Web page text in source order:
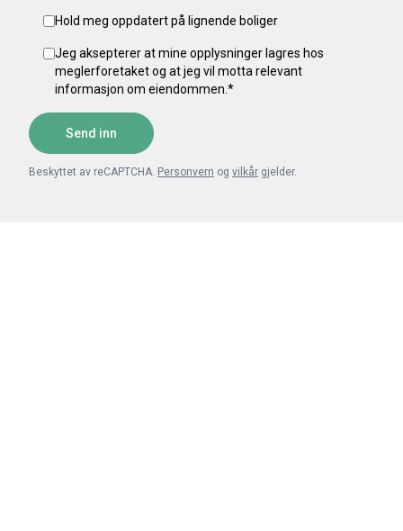
Hold meg oppdatert på lignende boliger
Jeg aksepterer at mine opplysninger lagres hos
meglerforetaket og at jeg vil motta relevant
informasjon om eiendommen. *
Send inn
Beskyttet av reCAPTCHA. Personvern og vilkår gjelder.